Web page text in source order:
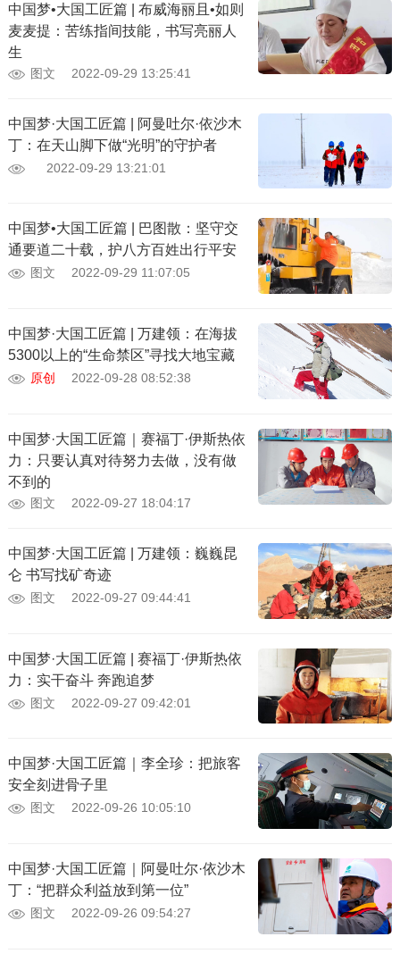
中国梦•大国工匠篇 | 布威海丽且•如则
麦麦提：苦练指间技能，书写亮丽人
生
图文 2022-09-29 13:25:41
中国梦·大国工匠篇 | 阿曼吐尔·依沙木
丁：在天山脚下做“光明”的守护者
2022-09-29 13:21:01
中国梦•大国工匠篇 | 巴图散：坚守交
通要道二十载，护八方百姓出行平安
图文 2022-09-29 11:07:05
中国梦·大国工匠篇 | 万建领：在海拔
5300以上的“生命禁区”寻找大地宝藏
原创 2022-09-28 08:52:38
中国梦·大国工匠篇｜赛福丁·伊斯热依
力：只要认真对待努力去做，没有做
不到的
图文 2022-09-27 18:04:17
中国梦·大国工匠篇 | 万建领：巍巍昆
仑 书写找矿奇迹
图文 2022-09-27 09:44:41
中国梦·大国工匠篇 | 赛福丁·伊斯热依
力：实干奋斗 奔跑追梦
图文 2022-09-27 09:42:01
中国梦·大国工匠篇｜李全珍：把旅客
安全刻进骨子里
图文 2022-09-26 10:05:10
中国梦·大国工匠篇｜阿曼吐尔·依沙木
丁：“把群众利益放到第一位”
图文 2022-09-26 09:54:27